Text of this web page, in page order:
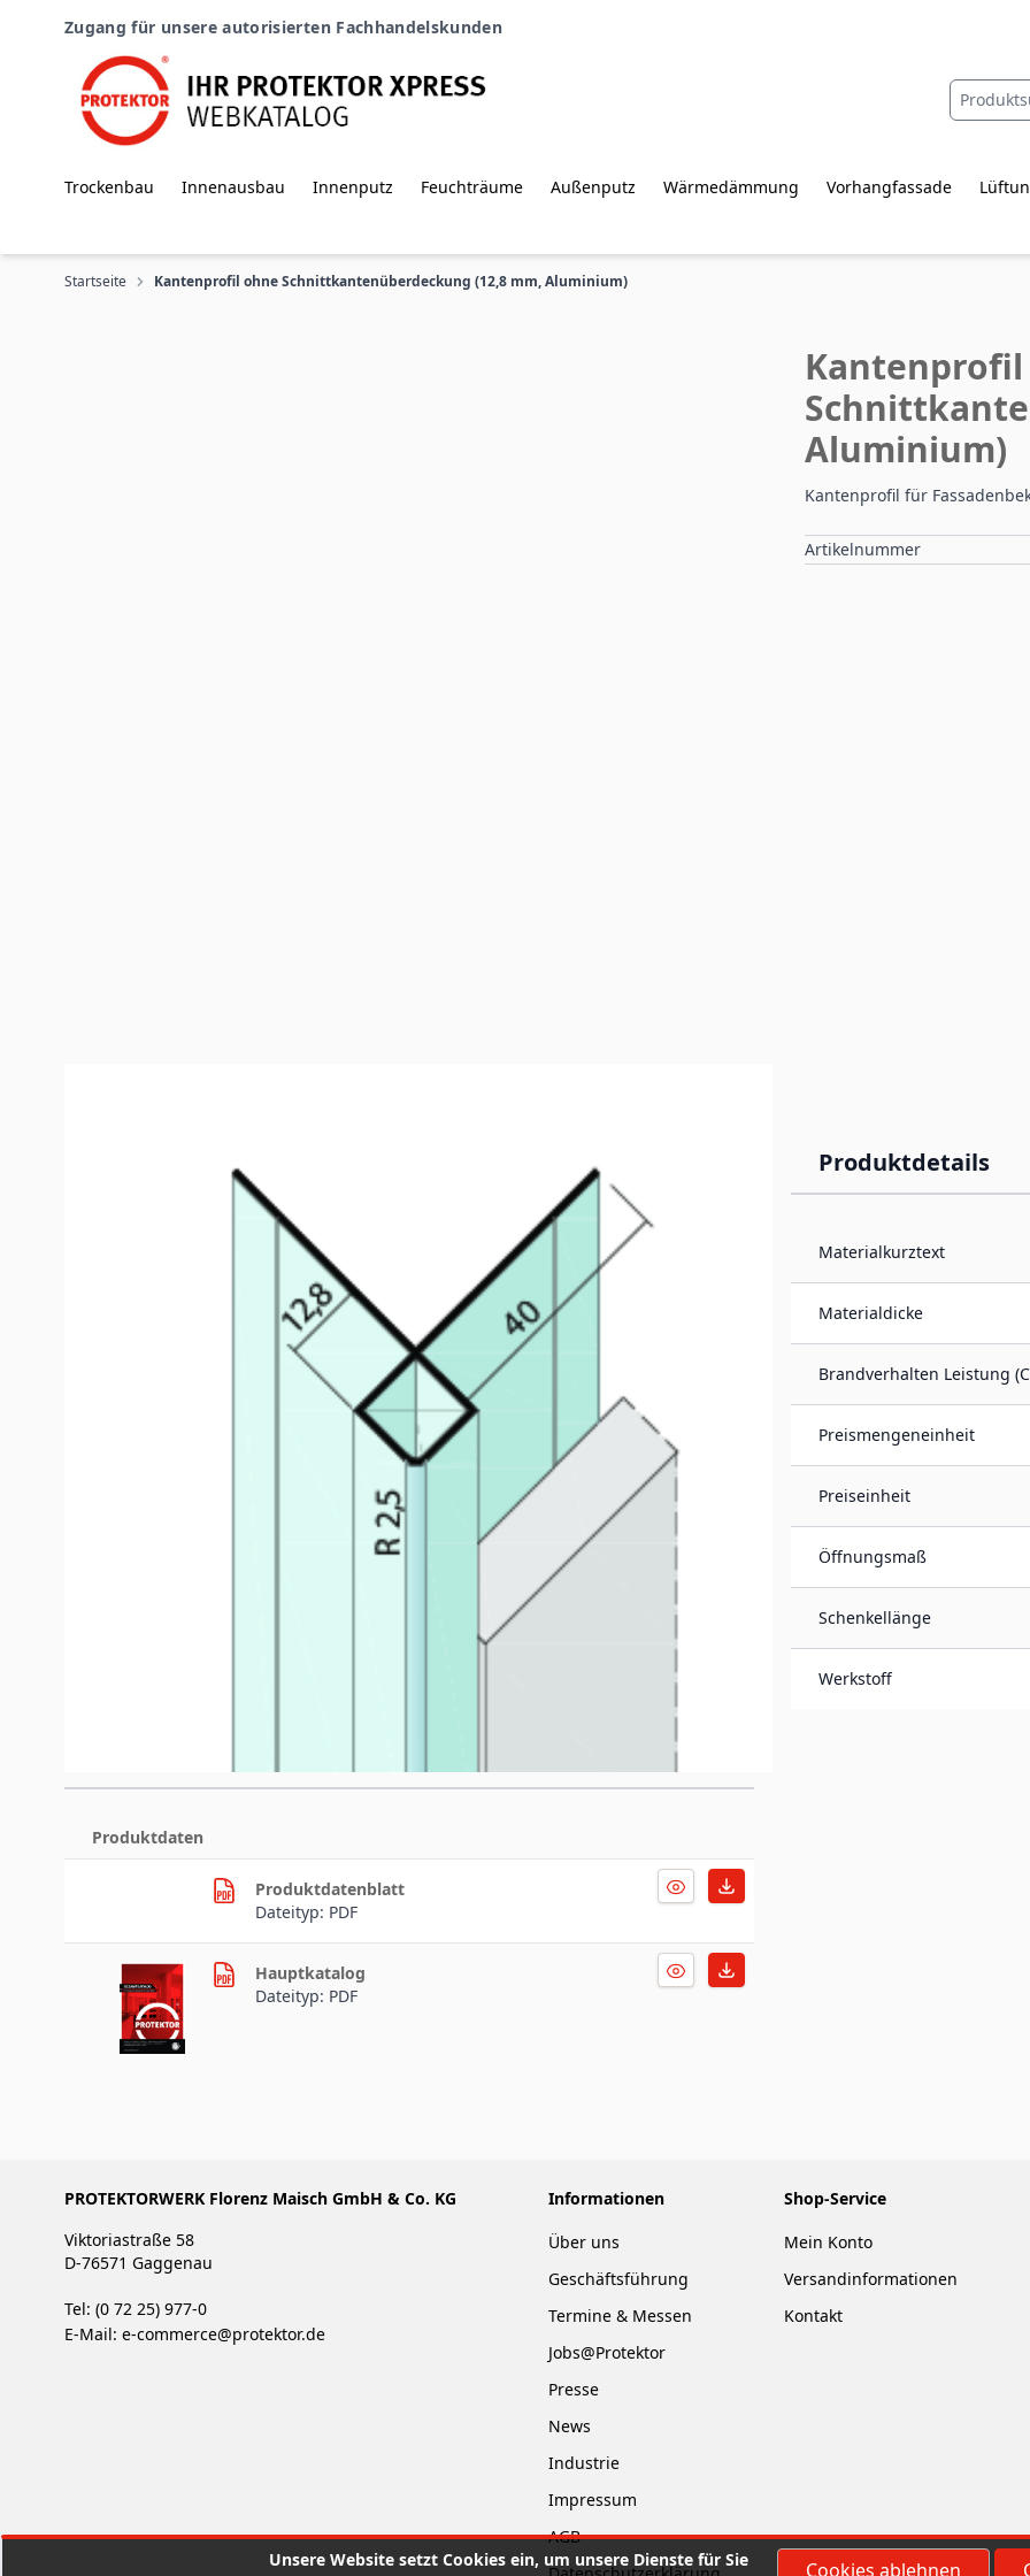
Unsere Website setzt Cookies ein, um unsere Dienste für Sie
Cookies ablehnen
Zugang für unsere autorisierten Fachhandelskunden
Trockenbau Innenausbau Innenputz Feuchträume Außenputz Wärmedämmung Vorhangfassade
Startseite Kantenprofil ohne Schnittkantenüberdeckung (12,8 mm, Aluminium)
Aluminium)
Kantenprofil für
Artikelnummer
Produktinformation
Kantenprofil ohne Schnittkantenüberdeckung (12,8 mm, Aluminium)
Das PROTEKTOR Kantenprofil für Außenecken aus Aluminium ist geeignet für
Fassadenbekleidungen bis 12,8 mm und dient der optimalen
Fassadengestaltung. Das Profil bildet eine schöne saubere, gerade Kante und
überdeckt die Schnittfläche.
Produktdetails
Materialkurztext
Materialdicke
Brandverhalten Leistung
Preismengeneinheit
Preiseinheit
Öffnungsmaß
Schenkellänge
Werkstoff
Produktdaten
Produktdatenblatt
Dateityp: PDF
Hauptkatalog
Dateityp: PDF
PROTEKTORWERK Florenz Maisch GmbH & Co. KG
Viktoriastraße 58
D-76571 Gaggenau
Tel: (0 72 25) 977-0
E-Mail: e-commerce@protektor.de
Informationen
Über uns
Geschäftsführung
Termine & Messen
Jobs@Protektor
Presse
News
Industrie
Impressum
AGB
Shop-Service
Mein Konto
Versandinformationen
Kontakt